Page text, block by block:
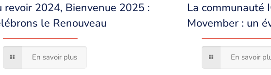
revoir 2024, Bienvenue 2025 :
le Renouveau
En savoir plus
La communauté
Movember : un
En savoir